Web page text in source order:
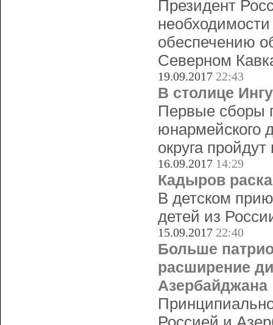
Президент
обеспечению
Северном
19.09.2017 22:43
В столице
Первые сборы
юнармейского
округа
16.09.2017 14:29
Кадыров
В детском
детей из
15.09.2017 22:40
Больше
расширение
Азербайджана